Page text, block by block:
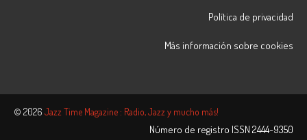
Política de privacidad
Más información sobre cookies
© 2026 Jazz Time Magazine : Radio, Jazz y mucho más!
Número de registro ISSN 2444-9350